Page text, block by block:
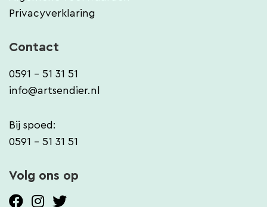
Privacyverklaring
Contact
0591 - 51 31 51
info@artsendier.nl
Bij spoed:
0591 - 51 31 51
Volg ons op